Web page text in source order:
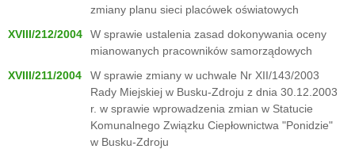
zmiany planu sieci placówek oświatowych
XVIII/212/2004
W sprawie ustalenia zasad dokonywania oceny
mianowanych pracowników samorządowych
XVIII/211/2004
W sprawie zmiany w uchwale Nr XII/143/2003
Rady Miejskiej w Busku-Zdroju z dnia 30.12.2003
r. w sprawie wprowadzenia zmian w Statucie
Komunalnego Związku Ciepłownictwa "Ponidzie"
w Busku-Zdroju